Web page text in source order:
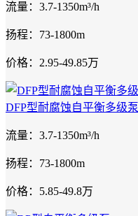
流量：3.7-1350m³/h
扬程：73-1800m
价格：2.95-49.85万
DFP型耐腐蚀自平衡多级泵
流量：3.7-1350m³/h
扬程：73-1800m
价格：5.85-49.8万